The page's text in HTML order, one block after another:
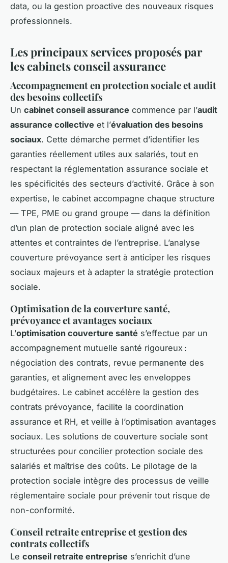
data, ou la gestion proactive des nouveaux risques
professionnels.
Les principaux services proposés par
les cabinets conseil assurance
Accompagnement en protection sociale et audit
des besoins collectifs
Un cabinet conseil assurance commence par l’audit
assurance collective et l’évaluation des besoins
sociaux. Cette démarche permet d’identifier les
garanties réellement utiles aux salariés, tout en
respectant la réglementation assurance sociale et
les spécificités des secteurs d’activité. Grâce à son
expertise, le cabinet accompagne chaque structure
— TPE, PME ou grand groupe — dans la définition
d’un plan de protection sociale aligné avec les
attentes et contraintes de l’entreprise. L’analyse
couverture prévoyance sert à anticiper les risques
sociaux majeurs et à adapter la stratégie protection
sociale.
Optimisation de la couverture santé,
prévoyance et avantages sociaux
L’optimisation couverture santé s’effectue par un
accompagnement mutuelle santé rigoureux :
négociation des contrats, revue permanente des
garanties, et alignement avec les enveloppes
budgétaires. Le cabinet accélère la gestion des
contrats prévoyance, facilite la coordination
assurance et RH, et veille à l’optimisation avantages
sociaux. Les solutions de couverture sociale sont
structurées pour concilier protection sociale des
salariés et maîtrise des coûts. Le pilotage de la
protection sociale intègre des processus de veille
réglementaire sociale pour prévenir tout risque de
non-conformité.
Conseil retraite entreprise et gestion des
contrats collectifs
Le conseil retraite entreprise s’enrichit d’une